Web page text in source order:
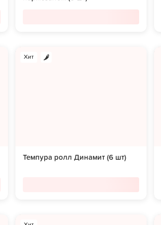
Хит
Темпура ролл Динамит (6 шт)